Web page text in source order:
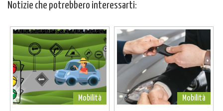
Notizie che potrebbero interessarti:
Mobilità Mobilità